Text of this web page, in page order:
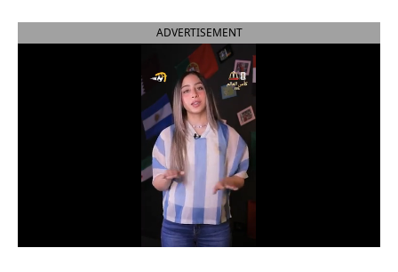
الدوري السعودي للمحترفين
ADVERTISEMENT